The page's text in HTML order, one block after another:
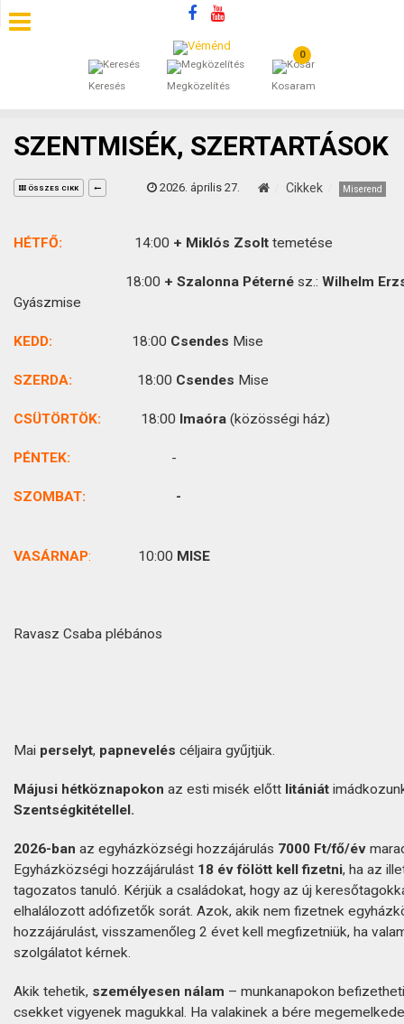
Keresés Megközelítés
0
Kosaram
SZÁLLÁSOK
ÁLTALÁNOS SZERZŐDÉSI FELTÉTELEK
KAPCSOLAT
SZENTMISÉK, SZERTARTÁSOK
ÖSSZES CIKK 2026. április 27. Cikkek Miserend
HÉTFŐ: 14:00 + Miklós Zsolt temetése
18:00 + Szalonna Péterné sz.: Wilhelm
Gyászmise
KEDD: 18:00 Csendes Mise
SZERDA: 18:00 Csendes Mise
CSÜTÖRTÖK: 18:00 Imaóra (közösségi ház)
PÉNTEK: -
SZOMBAT: -
VASÁRNAP: 10:00 MISE
Ravasz Csaba plébános
Mai perselyt, papnevelés céljaira gyűjtjük.
Májusi hétköznapokon az esti misék előtt litániát
Szentségkitétellel.
2026-ban az egyházközségi hozzájárulás 7000 Ft/fő/év
Egyházközségi hozzájárulást 18 év fölött kell fizetni, ha az
tagozatos tanuló. Kérjük a családokat, hogy az új
elhalálozott adófizetők sorát. Azok, akik nem fizetnek
hozzájárulást, visszamenőleg 2 évet kell megfizetniük, ha
szolgálatot kérnek.
Akik tehetik, személyesen nálam – munkanapokon
csekket vigyenek magukkal. Ha valakinek a bére